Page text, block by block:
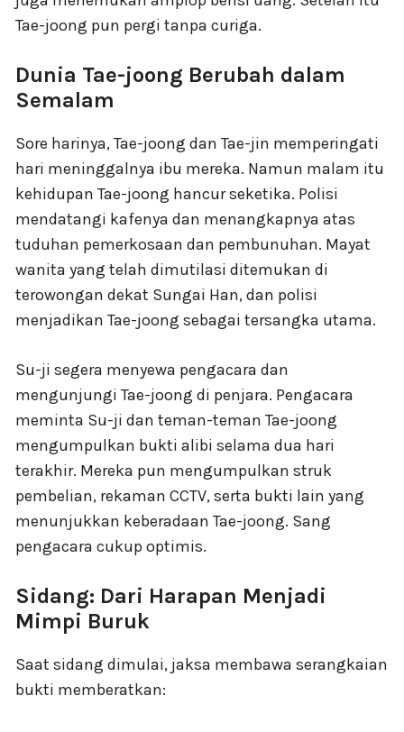
Tae-joong pun pergi tanpa curiga.
Dunia Tae-joong Berubah dalam
Semalam
Sore harinya, Tae-joong dan Tae-jin memperingati
hari meninggalnya ibu mereka. Namun malam itu
kehidupan Tae-joong hancur seketika. Polisi
mendatangi kafenya dan menangkapnya atas
tuduhan pemerkosaan dan pembunuhan. Mayat
wanita yang telah dimutilasi ditemukan di
terowongan dekat Sungai Han, dan polisi
menjadikan Tae-joong sebagai tersangka utama.
Su-ji segera menyewa pengacara dan
mengunjungi Tae-joong di penjara. Pengacara
meminta Su-ji dan teman-teman Tae-joong
mengumpulkan bukti alibi selama dua hari
terakhir. Mereka pun mengumpulkan struk
pembelian, rekaman CCTV, serta bukti lain yang
menunjukkan keberadaan Tae-joong. Sang
pengacara cukup optimis.
Sidang: Dari Harapan Menjadi
Mimpi Buruk
Saat sidang dimulai, jaksa membawa serangkaian
bukti memberatkan: